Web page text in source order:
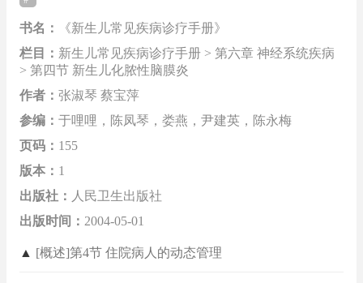
书名：
《新生儿常见疾病诊疗手册》
栏目： 新生儿常见疾病诊疗手册 > 第六章 神经系统疾病
> 第四节 新生儿化脓性脑膜炎
作者： 张淑琴 蔡宝萍
参编： 于哩哩，陈凤琴，娄燕，尹建英，陈永梅
页码： 155
版本： 1
出版社： 人民卫生出版社
出版时间： 2004-05-01
▲ [概述]第4节 住院病人的动态管理